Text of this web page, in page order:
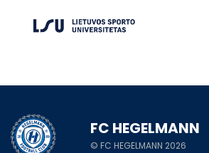
FC HEGELMANN
© FC HEGELMANN 2026